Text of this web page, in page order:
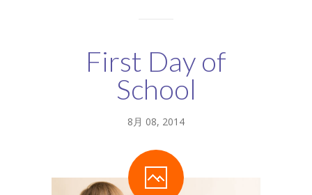
First Day of
School
8月 08, 2014